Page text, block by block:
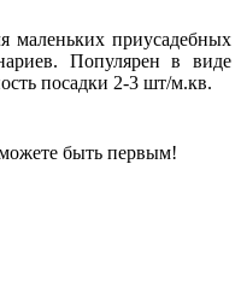
маленьких приусадебных
Популярен в виде
посадки 2-3 шт/м.кв.
быть первым!